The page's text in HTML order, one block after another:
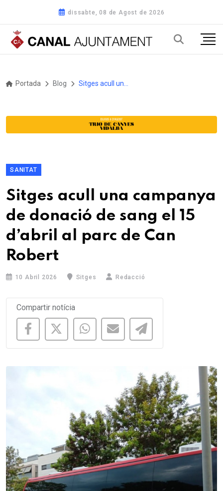
dissabte, 08 de Agost de 2026
Portada Blog
SANITAT
Sitges acull una campanya
de donació de sang el 15
d’abril al parc de Can
Robert
10 Abril 2026 Sitges Redacció
Compartir notícia